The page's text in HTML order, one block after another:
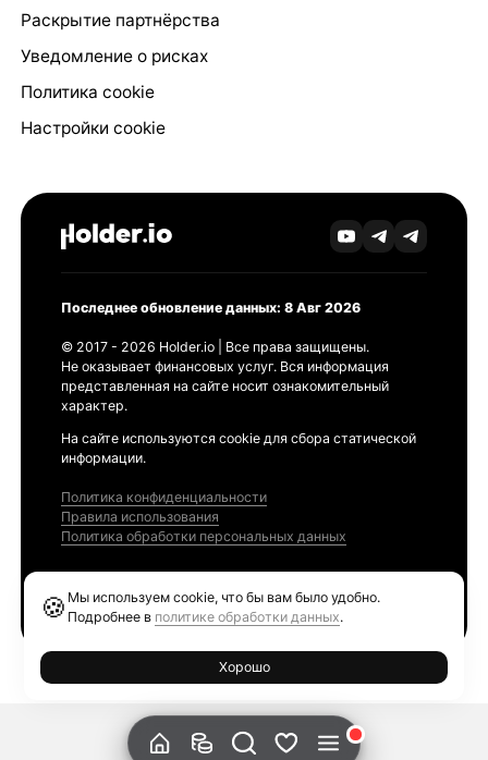
Раскрытие партнёрства
Уведомление о рисках
Политика cookie
Настройки cookie
Последнее обновление данных: 8 Авг 2026
© 2017 - 2026 Holder.io | Все права защищены.
Не оказывает финансовых услуг. Вся информация
представленная на сайте носит ознакомительный
характер.
На сайте используются cookie для сбора статической
информации.
Политика конфиденциальности
Правила использования
Политика обработки персональных данных
🍪 Мы используем cookie, что бы вам было удобно.
Подробнее в политике обработки данных.
Хорошо
Ethereum GAS Tracker